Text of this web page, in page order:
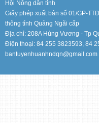
Hội Nông dân tỉnh
Giấy phép xuất bản số 01/GP-
thông tỉnh Quảng Ngãi cấp
Địa chỉ: 208A Hùng Vương - Tp
Điện thoại: 84 255 3823593, 84
bantuyenhuanhndqn@gmail.com